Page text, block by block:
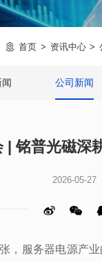
首页 资讯中心
公司新闻
| 铭普光磁深
2026-05-27